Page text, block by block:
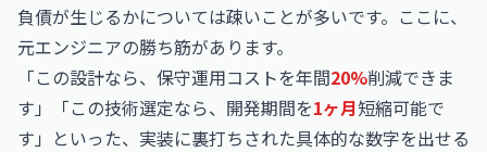
負債が生じるかについては疎いことが多いです。ここに、
元エンジニアの勝ち筋があります。
「この設計なら、保守運用コストを年間20%削減できま
す」「この技術選定なら、開発期間を1ヶ月短縮可能で
す」といった、実装に裏打ちされた具体的な数字を出せる